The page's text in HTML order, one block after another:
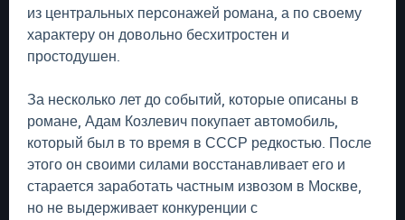
из центральных персонажей романа, а по своему
характеру он довольно бесхитростен и
простодушен.
За несколько лет до событий, которые описаны в
романе, Адам Козлевич покупает автомобиль,
который был в то время в СССР редкостью. После
этого он своими силами восстанавливает его и
старается заработать частным извозом в Москве,
но не выдерживает конкуренции с